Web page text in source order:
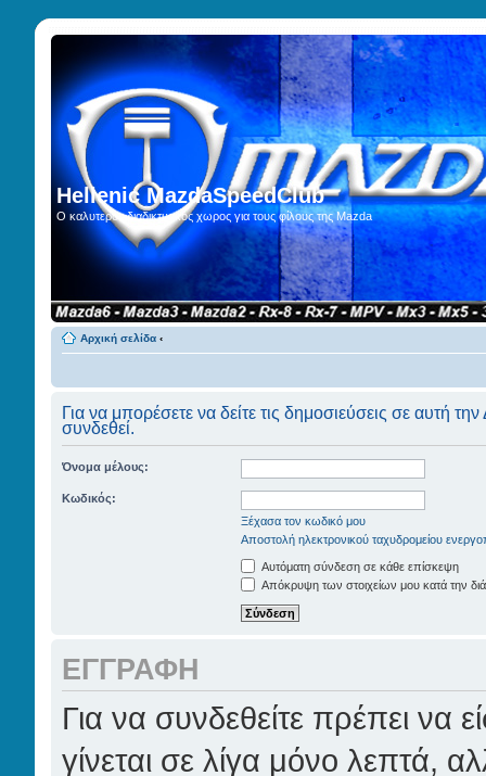
Hellenic MazdaSpeedClub
Ο καλυτερος διαδικτυακος χωρος για τους φίλους της Mazda
Αρχική σελίδα ‹
Για να μπορέσετε να δείτε τις δημοσιεύσεις σε αυτή
συνδεθεί.
Όνομα μέλους:
Κωδικός:
Ξέχασα τον κωδικό μου
Αποστολή ηλεκτρονικού ταχυδρομείου
Αυτόματη σύνδεση σε κάθε επίσκεψη
Απόκρυψη των στοιχείων μου κατά την
ΕΓΓΡΑΦΉ
Για να συνδεθείτε πρέπει να
γίνεται σε λίγα μόνο λεπτά,